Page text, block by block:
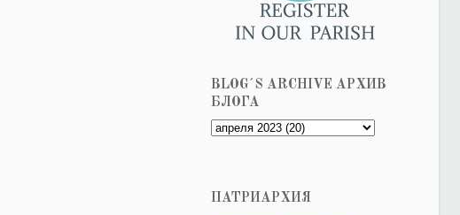
BLOG´S ARCHIVE АРХИВ
БЛОГА
ПАТРИАРХИЯ